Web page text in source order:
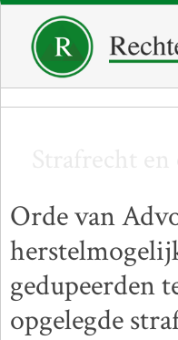
Orde van
gedupeerden
opgelegde